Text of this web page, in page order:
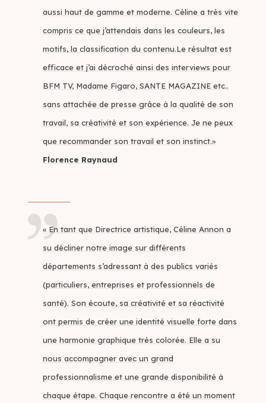
aussi haut de gamme et moderne. Céline a très vite
compris ce que j’attendais dans les couleurs, les
motifs, la classification du contenu.Le résultat est
efficace et j’ai décroché ainsi des interviews pour
BFM TV, Madame Figaro, SANTE MAGAZINE etc..
sans attachée de presse grâce à la qualité de son
travail, sa créativité et son expérience. Je ne peux
que recommander son travail et son instinct.»
Florence Raynaud
« En tant que Directrice artistique, Céline Annon a
su décliner notre image sur différents
départements s’adressant à des publics variés
(particuliers, entreprises et professionnels de
santé). Son écoute, sa créativité et sa réactivité
ont permis de créer une identité visuelle forte dans
une harmonie graphique très colorée. Elle a su
nous accompagner avec un grand
professionnalisme et une grande disponibilité à
chaque étape. Chaque rencontre a été un moment